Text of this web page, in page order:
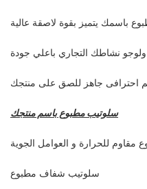
باسمك يتميز بقوة لاصقة عالية
نشاطك التجاري باعلي جودة
احترافى جاهز للصق على منتجك
سلوتيب مطبوع باسم منتجك
مقاوم للحرارة و العوامل الجوية
سلوتيب شفاف مطبوع